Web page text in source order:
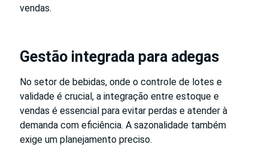
vendas.
Gestão integrada para adegas
No setor de bebidas, onde o controle de lotes e
validade é crucial, a integração entre estoque e
vendas é essencial para evitar perdas e atender à
demanda com eficiência. A sazonalidade também
exige um planejamento preciso.